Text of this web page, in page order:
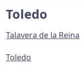
Toledo
Talavera de la Reina
Toledo